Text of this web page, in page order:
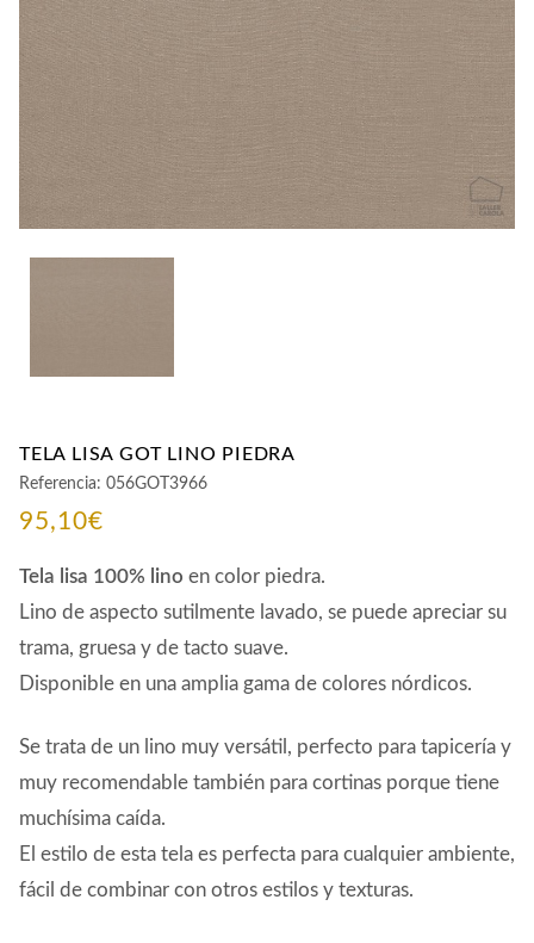
CONTACTO
TELA LISA GOT LINO PIEDRA
Referencia: 056GOT3966
95,10€
Tela lisa 100% lino en color piedra.
Lino de aspecto sutilmente lavado, se puede apreciar su
trama, gruesa y de tacto suave.
Disponible en una amplia gama de colores nórdicos.
Se trata de un lino muy versátil, perfecto para tapicería y
muy recomendable también para cortinas porque tiene
muchísima caída.
El estilo de esta tela es perfecta para cualquier ambiente,
fácil de combinar con otros estilos y texturas.